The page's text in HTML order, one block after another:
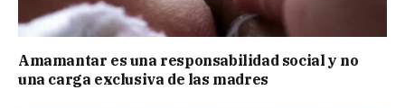
Amamantar es una responsabilidad social y no
una carga exclusiva de las madres